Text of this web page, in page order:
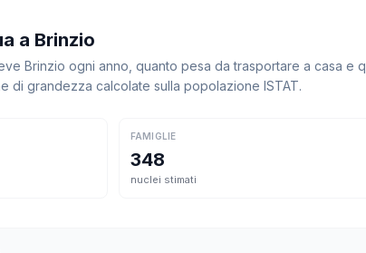
a Brinzio
Brinzio ogni anno, quanto pesa da trasportare a casa e
di grandezza calcolate sulla popolazione ISTAT.
FAMIGLIE
348
nuclei stimati